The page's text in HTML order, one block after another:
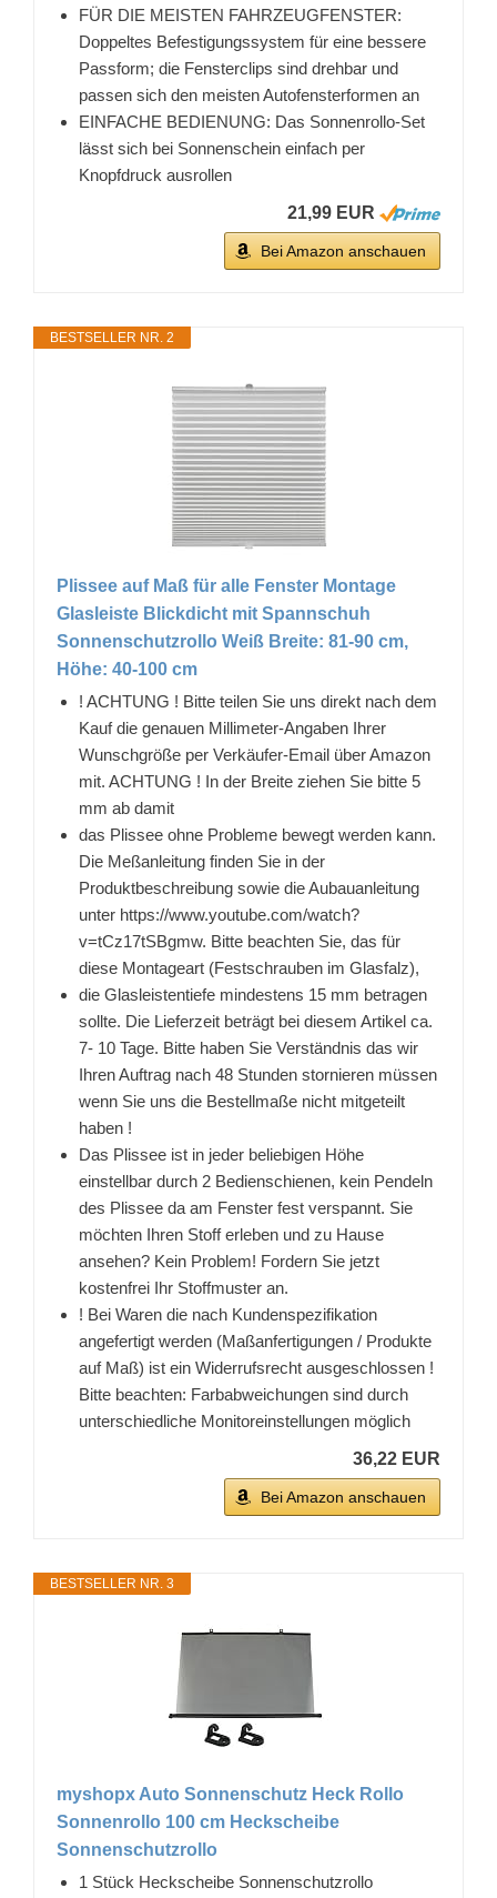
FÜR DIE MEISTEN FAHRZEUGFENSTER:
Doppeltes Befestigungssystem für eine bessere
Passform; die Fensterclips sind drehbar und
passen sich den meisten Autofensterformen an
EINFACHE BEDIENUNG: Das Sonnenrollo-Set
lässt sich bei Sonnenschein einfach per
Knopfdruck ausrollen
21,99 EUR
Bei Amazon anschauen
BESTSELLER NR. 2
Plissee auf Maß für alle Fenster Montage
Glasleiste Blickdicht mit Spannschuh
Sonnenschutzrollo Weiß Breite: 81-90 cm,
Höhe: 40-100 cm
! ACHTUNG ! Bitte teilen Sie uns direkt nach dem
Kauf die genauen Millimeter-Angaben Ihrer
Wunschgröße per Verkäufer-Email über Amazon
mit. ACHTUNG ! In der Breite ziehen Sie bitte 5
mm ab damit
das Plissee ohne Probleme bewegt werden kann.
Die Meßanleitung finden Sie in der
Produktbeschreibung sowie die Aubauanleitung
unter https://www.youtube.com/watch?
v=tCz17tSBgmw. Bitte beachten Sie, das für
diese Montageart (Festschrauben im Glasfalz),
die Glasleistentiefe mindestens 15 mm betragen
sollte. Die Lieferzeit beträgt bei diesem Artikel ca.
7- 10 Tage. Bitte haben Sie Verständnis das wir
Ihren Auftrag nach 48 Stunden stornieren müssen
wenn Sie uns die Bestellmaße nicht mitgeteilt
haben !
Das Plissee ist in jeder beliebigen Höhe
einstellbar durch 2 Bedienschienen, kein Pendeln
des Plissee da am Fenster fest verspannt. Sie
möchten Ihren Stoff erleben und zu Hause
ansehen? Kein Problem! Fordern Sie jetzt
kostenfrei Ihr Stoffmuster an.
! Bei Waren die nach Kundenspezifikation
angefertigt werden (Maßanfertigungen / Produkte
auf Maß) ist ein Widerrufsrecht ausgeschlossen !
Bitte beachten: Farbabweichungen sind durch
unterschiedliche Monitoreinstellungen möglich
36,22 EUR
Bei Amazon anschauen
BESTSELLER NR. 3
myshopx Auto Sonnenschutz Heck Rollo
Sonnenrollo 100 cm Heckscheibe
Sonnenschutzrollo
1 Stück Heckscheibe Sonnenschutzrollo